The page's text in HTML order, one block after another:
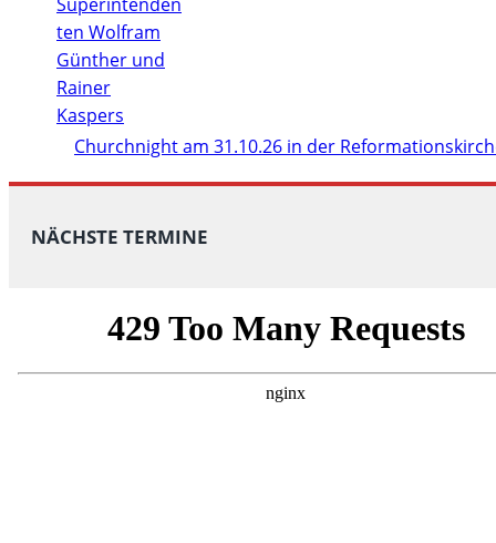
Churchnight am 31.10.26 in der
NÄCHSTE TERMINE